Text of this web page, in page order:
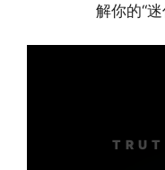
解你的“迷